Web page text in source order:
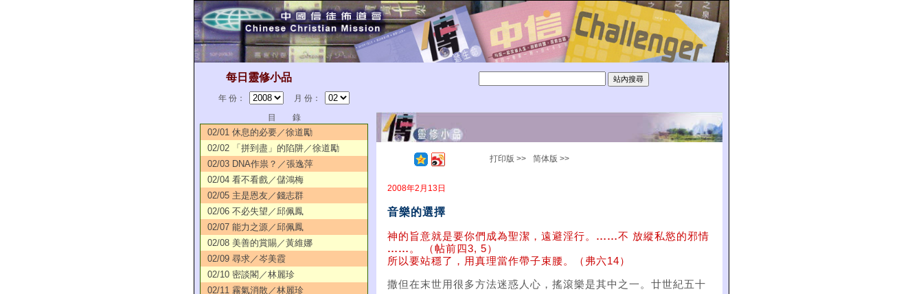
每日靈修小品
年 份：
月 份：
目 錄
02/01 休息的必要／徐道勵
02/02 「拼到盡」的陷阱／徐道勵
02/03 DNA作祟？／張逸萍
02/04 看不看戲／儲鴻梅
02/05 主是恩友／錢志群
02/06 不必失望／邱佩鳳
02/07 能力之源／邱佩鳳
02/08 美善的賞賜／黃維娜
02/09 尋求／岑美霞
02/10 密談閣／林麗珍
02/11 霧氣消散／林麗珍
打印版 >> 简体版 >>
2008年2月13日
音樂的選擇
神的旨意就是要你們成為聖潔，遠避淫行。 ……不 放縱私慾的邪情
…… 。 （帖前四3, 5）
所以要站穩了，用真理當作帶子束腰。（弗六14）
撒但在末世用很多方法迷惑人心，搖滾樂是其中之一。廿世紀五十